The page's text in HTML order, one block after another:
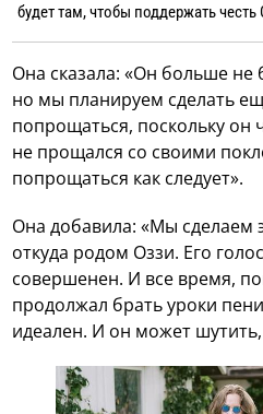
будет там, чтобы поддержать
Она сказала: «Он больше не
но мы планируем сделать
попрощаться, поскольку он
не прощался со своими
попрощаться как следует».
Она добавила: «Мы сделаем
откуда родом Оззи. Его
совершенен. И все время,
продолжал брать уроки
идеален. И он может шутить,